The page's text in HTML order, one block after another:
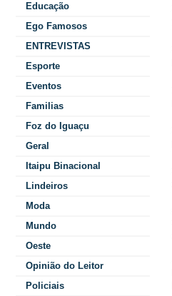
Educação
Ego Famosos
ENTREVISTAS
Esporte
Eventos
Familias
Foz do Iguaçu
Geral
Itaipu Binacional
Lindeiros
Moda
Mundo
Oeste
Opinião do Leitor
Policiais